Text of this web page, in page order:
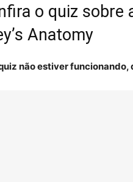
o quiz sobre
Anatomy
não estiver